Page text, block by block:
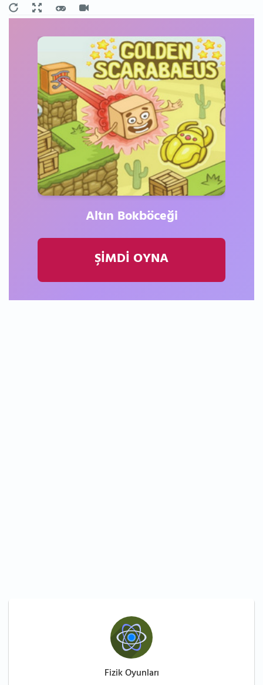
Altın Bokböceği
ŞİMDİ OYNA
Fizik Oyunları